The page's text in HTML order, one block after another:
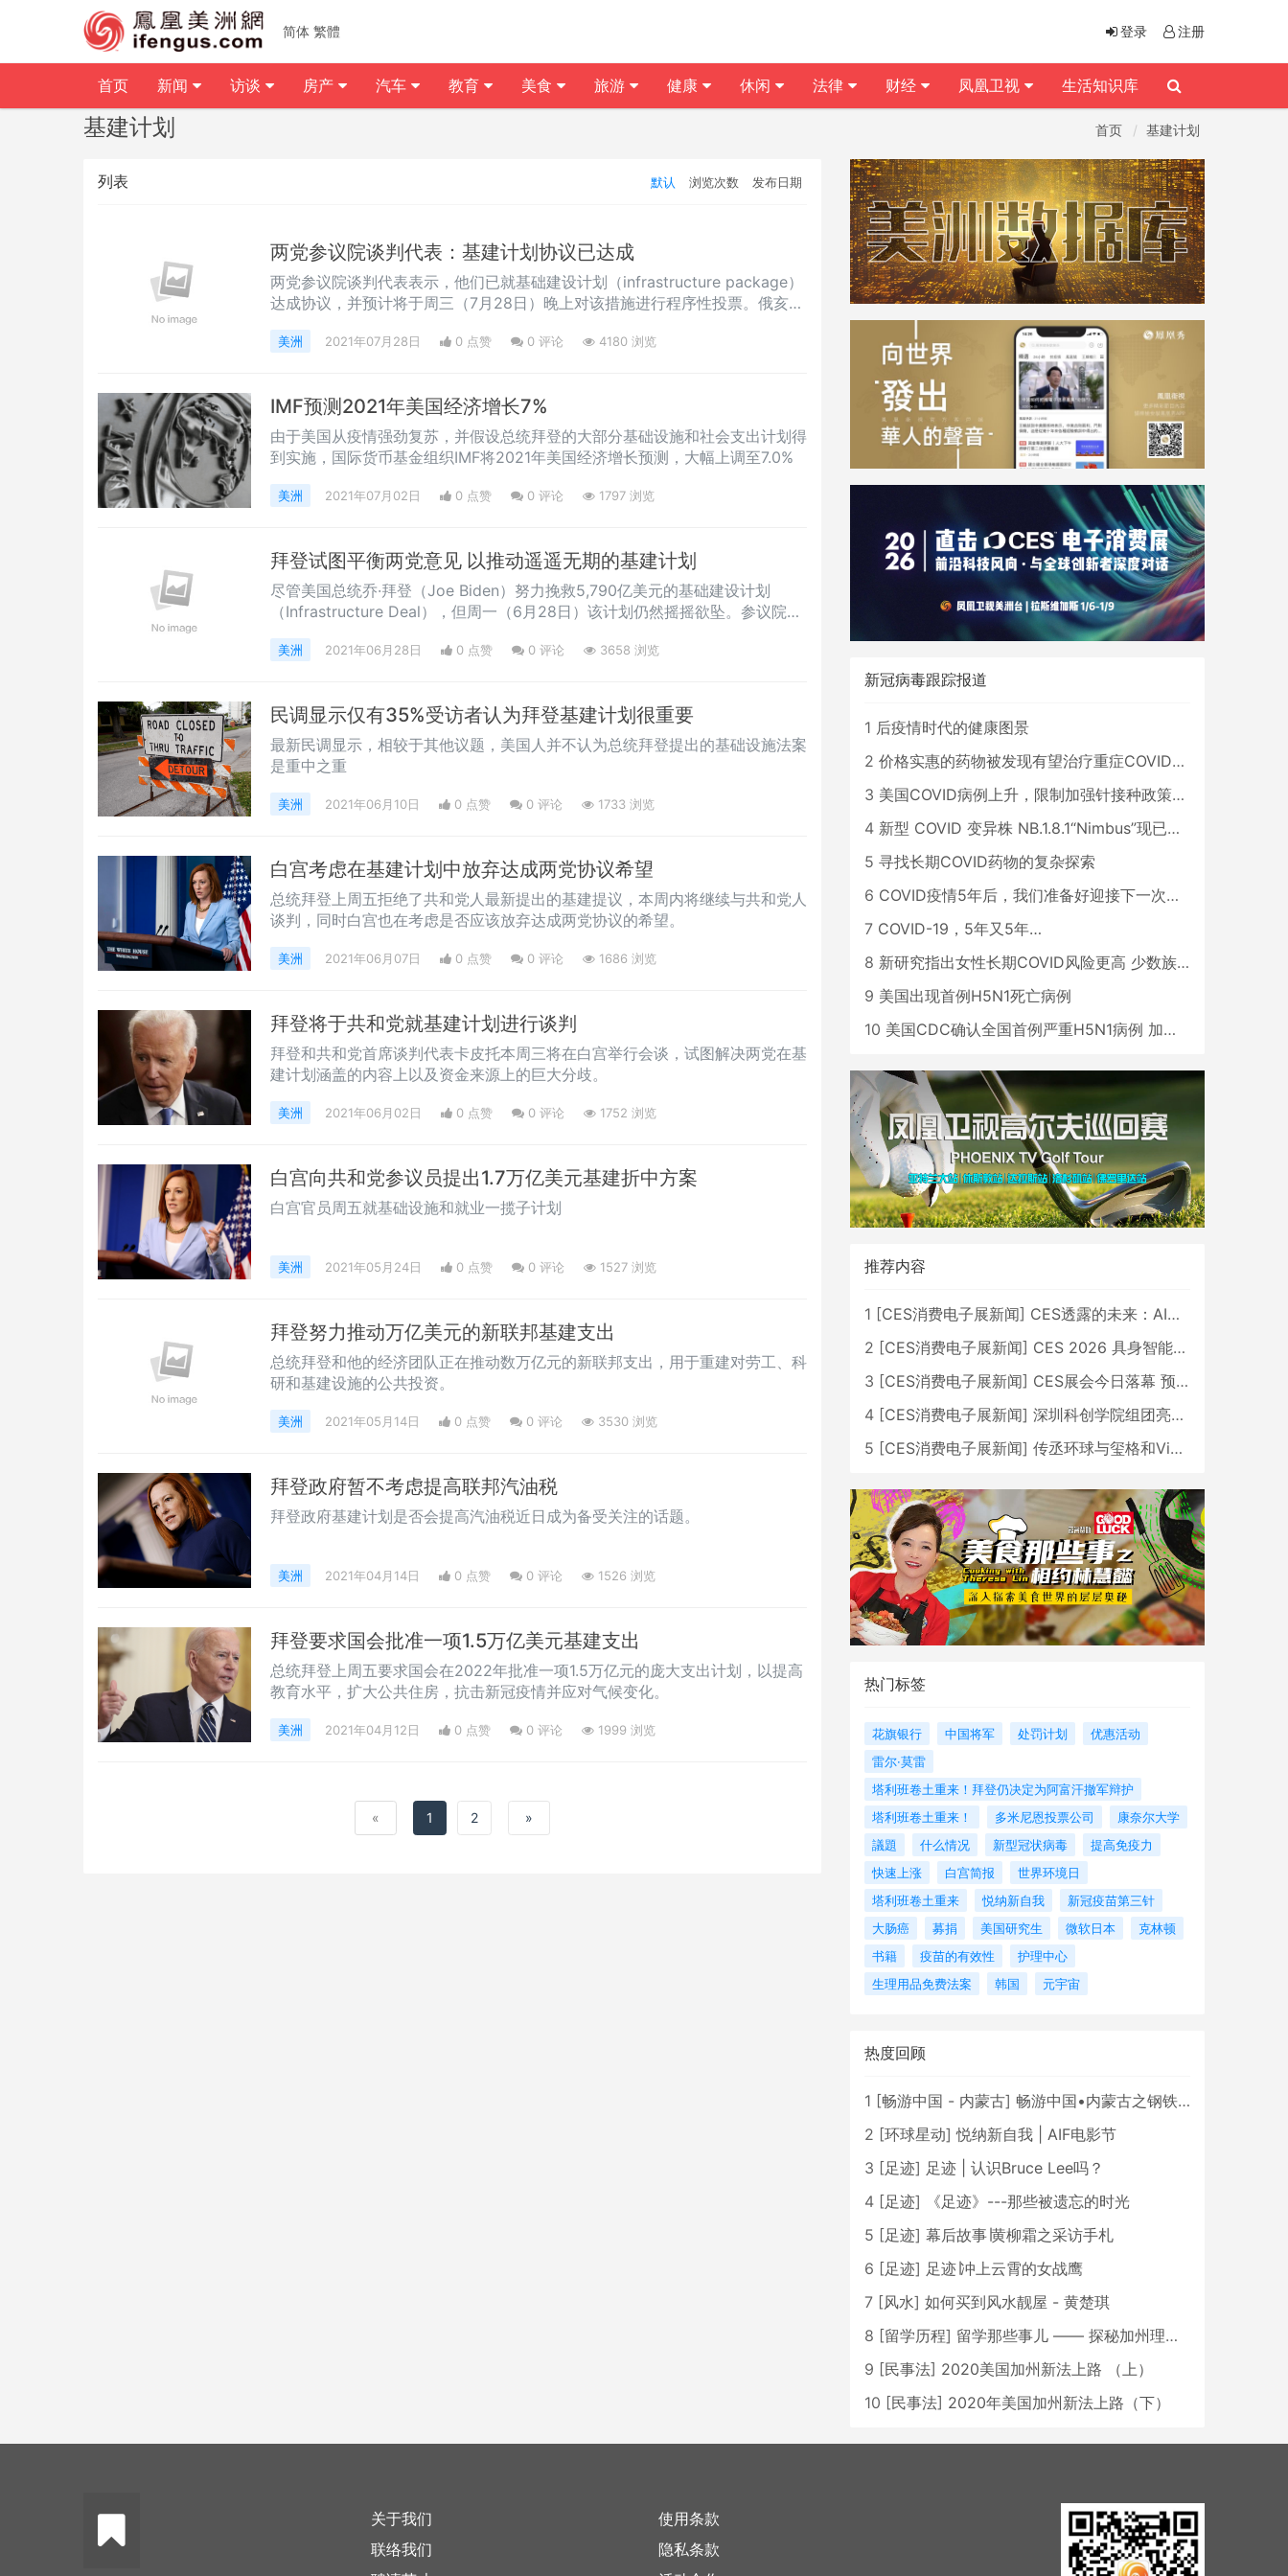
基建计划 首页 基建计划
列表 默认 浏览次数 发布日期
两党参议院谈判代表：基建计划协议已达成
两党参议院谈判代表表示，他们已就基础建设计划（infrastructure package）
达成协议，并预计将于周三（7月28日）晚上对该措施进行程序性投票。俄亥俄
要问题达成一致，仍在制定立法文本。波特曼在参与该交易的共和党人与参议院
美洲 2021年07月28日 0 点赞 0 评论 4180 浏览
IMF预测2021年美国经济增长7%
由于美国从疫情强劲复苏，并假设总统拜登的大部分基础设施和社会支出计划得
到实施，国际货币基金组织IMF将2021年美国经济增长预测，大幅上调至7.0%
美洲 2021年07月02日 0 点赞 0 评论 1797 浏览
拜登试图平衡两党意见 以推动遥遥无期的基建计划
尽管美国总统乔·拜登（Joe Biden）努力挽救5,790亿美元的基础建设计划
（Infrastructure Deal），但周一（6月28日）该计划仍然摇摇欲坠。参议院少
划的关键，但拜登的保证对他来说还不足以同意该计划。图源：NBC News拜
美洲 2021年06月28日 0 点赞 0 评论 3658 浏览
民调显示仅有35%受访者认为拜登基建计划很重要
最新民调显示，相较于其他议题，美国人并不认为总统拜登提出的基础设施法案
是重中之重
美洲 2021年06月10日 0 点赞 0 评论 1733 浏览
白宫考虑在基建计划中放弃达成两党协议希望
总统拜登上周五拒绝了共和党人最新提出的基建提议，本周内将继续与共和党人
谈判，同时白宫也在考虑是否应该放弃达成两党协议的希望。
美洲 2021年06月07日 0 点赞 0 评论 1686 浏览
拜登将于共和党就基建计划进行谈判
拜登和共和党首席谈判代表卡皮托本周三将在白宫举行会谈，试图解决两党在基
建计划涵盖的内容上以及资金来源上的巨大分歧。
美洲 2021年06月02日 0 点赞 0 评论 1752 浏览
白宫向共和党参议员提出1.7万亿美元基建折中方案
白宫官员周五就基础设施和就业一揽子计划
美洲 2021年05月24日 0 点赞 0 评论 1527 浏览
拜登努力推动万亿美元的新联邦基建支出
总统拜登和他的经济团队正在推动数万亿元的新联邦支出，用于重建对劳工、科
研和基建设施的公共投资。
美洲 2021年05月14日 0 点赞 0 评论 3530 浏览
拜登政府暂不考虑提高联邦汽油税
拜登政府基建计划是否会提高汽油税近日成为备受关注的话题。
美洲 2021年04月14日 0 点赞 0 评论 1526 浏览
拜登要求国会批准一项1.5万亿美元基建支出
总统拜登上周五要求国会在2022年批准一项1.5万亿元的庞大支出计划，以提高
教育水平，扩大公共住房，抗击新冠疫情并应对气候变化。
美洲 2021年04月12日 0 点赞 0 评论 1999 浏览
« 1 2 »
新冠病毒跟踪报道
1 后疫情时代的健康图景
2 价格实惠的药物被发现有望治疗重症COVID患者
3 美国COVID病例上升，限制加强针接种政策即将出台
4 新型 COVID 变异株 NB.1.8.1“Nimbus”现已在美国占据主导地位
5 寻找长期COVID药物的复杂探索
6 COVID疫情5年后，我们准备好迎接下一次大流行了吗？
7 COVID-19，5年又5年…
8 新研究指出女性长期COVID风险更高 少数族裔儿童存在差异
9 美国出现首例H5N1死亡病例
10 美国CDC确认全国首例严重H5N1病例 加州进入紧急状态
推荐内容
1 [CES消费电子展新闻] CES透露的未来：AI、机器人与智能生活大爆发
2 [CES消费电子展新闻] CES 2026 具身智能与创新领域 中国公司大放异彩
3 [CES消费电子展新闻] CES展会今日落幕 预计2026行业收入将超五千亿美元
4 [CES消费电子展新闻] 深圳科创学院组团亮相CES 广受好评
5 [CES消费电子展新闻] 传丞环球与玺格和VibeLens共同推出全新耳机
热门标签
花旗银行 中国将军 处罚计划
优惠活动
雷尔·莫雷
塔利班卷土重来！拜登仍决定为阿富汗撤军辩护
塔利班卷土重来！
多米尼恩投票公司
康奈尔大学
議題
什么情况 新型冠状病毒
提高免疫力
快速上涨
白宫简报
世界环境日
塔利班卷土重来
悦纳新自我
新冠疫苗第三针
大肠癌
募捐 美国研究生 微软日本
克林顿
书籍
疫苗的有效性
护理中心
生理用品免费法案
韩国 元宇宙
热度回顾
1 [畅游中国 - 内蒙古] 畅游中国•内蒙古之钢铁骄子，魅力包头
2 [环球星动] 悦纳新自我 | AIF电影节
3 [足迹] 足迹 | 认识Bruce Lee吗？
4 [足迹]
《足迹》---那些被遗忘的时光
5 [足迹] 幕后故事∣黄柳霜之采访手札
6 [足迹] 足迹∣冲上云霄的女战鹰
7 [风水] 如何买到风水靓屋 - 黄楚琪
8 [留学历程] 留学那些事儿 —— 探秘加州理工学院Caltech博士生活 [上集]
9 [民事法] 2020美国加州新法上路 （上）
10 [民事法] 2020年美国加州新法上路（下）
简体 繁體 登录 注册
首页 新闻 访谈 房产 汽车 教育 美食 旅游 健康 休闲 法律 财经 凤凰卫视 生活知识库
关于我们
联络我们
使用条款
隐私条款